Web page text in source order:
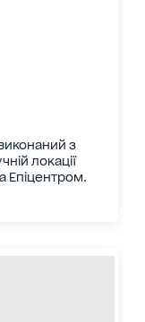
з
локації
Епіцентром.